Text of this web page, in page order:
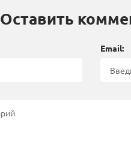
Оставить
Email: